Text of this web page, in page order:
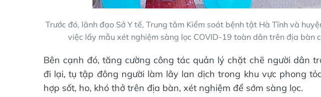
Trước đó, lãnh đạo Sở Y tế, Trung tâm Kiểm soát bệnh tật Hà Tĩnh và
việc lấy mẫu xét nghiệm sàng lọc COVID-19 toàn dân trên địa bàn
Bên cạnh đó, tăng cường công tác quản lý chặt chẽ người dân
đi lại, tụ tập đông người làm lây lan dịch trong khu vực phong
hợp sốt, ho, khó thở trên địa bàn, xét nghiệm để sớm sàng lọc.